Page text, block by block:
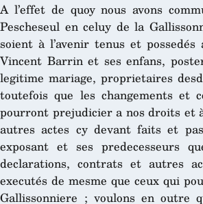
A l’effet de quoy nous avons
Pescheseul en celuy de la
soient à l’avenir tenus et
Vincent Barrin et ses enfans,
legitime mariage, proprietaires
toutefois que les changements et
pourront prejudicier a nos droits et
autres actes cy devant faits et
exposant et ses predecesseurs
declarations, contrats et autres
executés de mesme que ceux qui
Gallissonniere ; voulons en outre